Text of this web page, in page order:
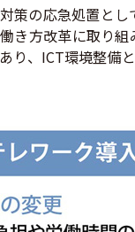
策の応急処置と
き方改革に取り
り、ICT環境整備